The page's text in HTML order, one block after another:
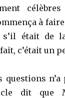
célèbres
à
s’il était de
c’était un
questions n’a
dit que